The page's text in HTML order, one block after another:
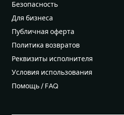
Безопасность
Для бизнеса
Публичная оферта
Политика возвратов
Реквизиты исполнителя
Условия использования
Помощь / FAQ